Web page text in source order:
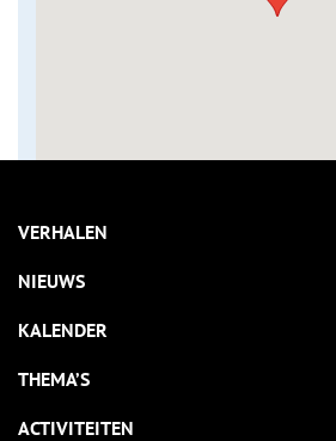
VERHALEN
NIEUWS
KALENDER
THEMA’S
ACTIVITEITEN